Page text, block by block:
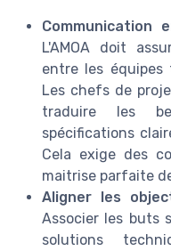
Communication
L'AMOA doit
entre les
Les chefs de
traduire les
spécifications
Cela exige des
maitrise parfaite
Aligner les
Associer les buts
solutions